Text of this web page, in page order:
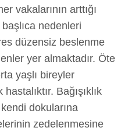
vakalarının arttığı
nedenleri
düzensiz beslenme
yer almaktadır. Öte
yaşlı bireyler
Bağışıklık
dokularına
zedelenmesine